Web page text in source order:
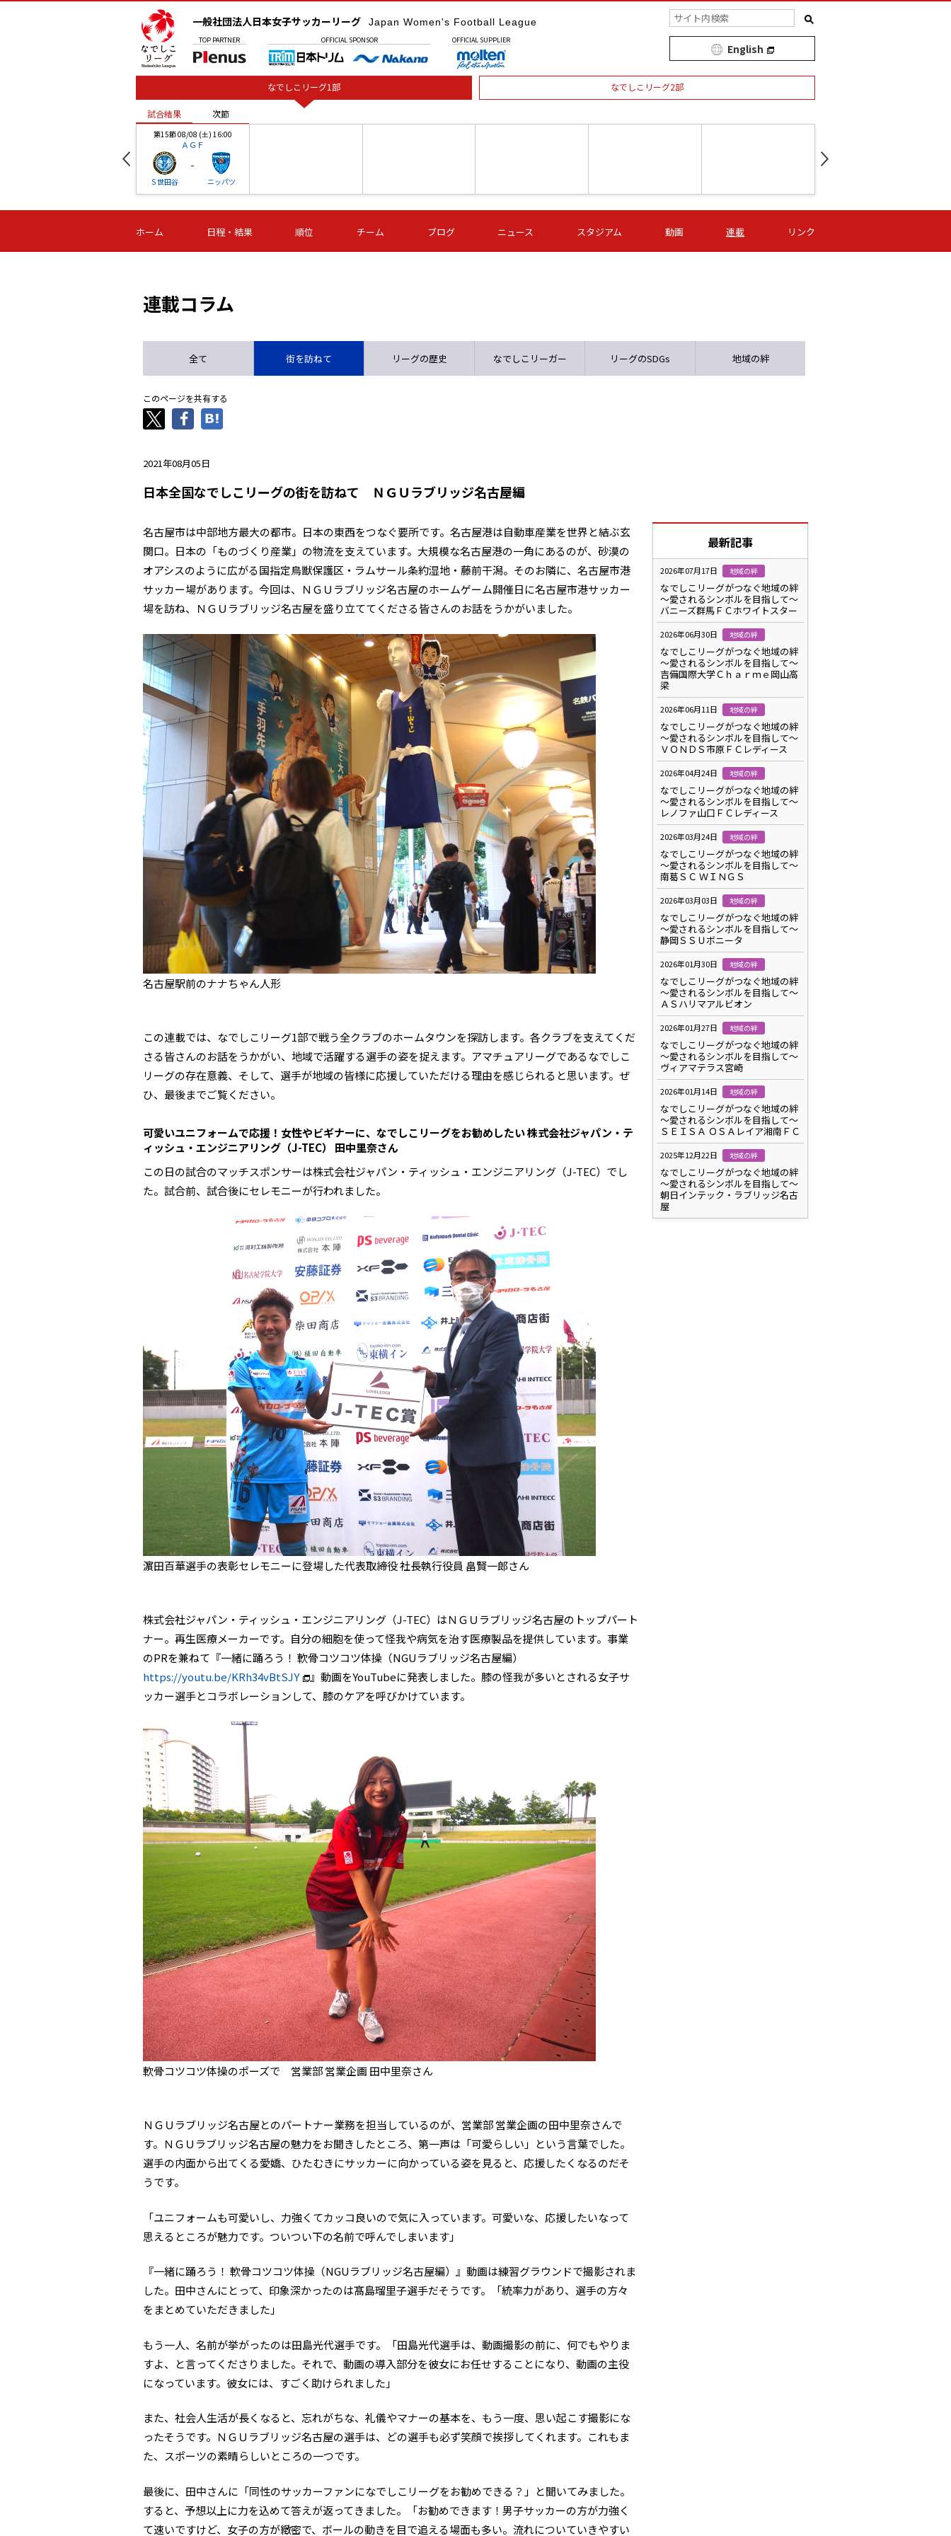
一般社団法人日本女子サッカーリーグ Japan Women's Football League
TOP PARTNER OFFICIAL SPONSOR OFFICIAL SUPPLIER
English
なでしこリーグ1部 なでしこリーグ2部
試合結果 次節
第15節 08/08 (土) 16:00
ＡＧＦ
Ｓ世田谷
-
ニッパツ
-
第16節 09/05 (土) 15:00
ニッパツ
-
第16節 09/05 (土) 15:00
石人の星
-
第16節 09/05 (土) 16:00
ＡＧＦ
-
いちご
-
第16節 09/06 (日) 15:00
-
第16節 09/06 (日) 15:00
- -
試合結果 次節
ホーム 日程・結果 順位 チーム ブログ ニュース スタジアム 動画 連載 リンク
連載コラム
全て 街を訪ねて リーグの歴史 なでしこリーガー リーグのSDGs 地域の絆
このページを共有する
2021年08月05日
日本全国なでしこリーグの街を訪ねて ＮＧＵラブリッジ名古屋編
名古屋市は中部地方最大の都市。日本の東西をつなぐ要所です。名古屋港は自動車産業を世界と結ぶ玄
関口。日本の「ものづくり産業」の物流を支えています。大規模な名古屋港の一角にあるのが、砂漠の
オアシスのように広がる国指定鳥獣保護区・ラムサール条約湿地・藤前干潟。そのお隣に、名古屋市港
サッカー場があります。今回は、ＮＧＵラブリッジ名古屋のホームゲーム開催日に名古屋市港サッカー
場を訪ね、ＮＧＵラブリッジ名古屋を盛り立ててくださる皆さんのお話をうかがいました。
名古屋駅前のナナちゃん人形
この連載では、なでしこリーグ1部で戦う全クラブのホームタウンを探訪します。各クラブを支えてくだ
さる皆さんのお話をうかがい、地域で活躍する選手の姿を捉えます。アマチュアリーグであるなでしこ
リーグの存在意義、そして、選手が地域の皆様に応援していただける理由を感じられると思います。ぜ
ひ、最後までご覧ください。
可愛いユニフォームで応援！女性やビギナーに、なでしこリーグをお勧めしたい 株式会社ジャパン・テ
ィッシュ・エンジニアリング（J-TEC） 田中里奈さん
この日の試合のマッチスポンサーは株式会社ジャパン・ティッシュ・エンジニアリング（J-TEC）でし
た。試合前、試合後にセレモニーが行われました。
濵田百華選手の表彰セレモニーに登場した代表取締役 社長執行役員 畠賢一郎さん
株式会社ジャパン・ティッシュ・エンジニアリング（J-TEC）はＮＧＵラブリッジ名古屋のトップパート
ナー。再生医療メーカーです。自分の細胞を使って怪我や病気を治す医療製品を提供しています。事業
のPRを兼ねて『一緒に踊ろう！ 軟骨コツコツ体操（NGUラブリッジ名古屋編）
https://youtu.be/KRh34vBtSJY
』動画をYouTubeに発表しました。膝の怪我が多いとされる女子サ
ッカー選手とコラボレーションして、膝のケアを呼びかけています。
軟骨コツコツ体操のポーズで 営業部 営業企画 田中里奈さん
ＮＧＵラブリッジ名古屋とのパートナー業務を担当しているのが、営業部 営業企画の田中里奈さんで
す。ＮＧＵラブリッジ名古屋の魅力をお聞きしたところ、第一声は「可愛らしい」という言葉でした。
選手の内面から出てくる愛嬌、ひたむきにサッカーに向かっている姿を見ると、応援したくなるのだそ
うです。
「ユニフォームも可愛いし、力強くてカッコ良いので気に入っています。可愛いな、応援したいなって
思えるところが魅力です。ついつい下の名前で呼んでしまいます」
『一緒に踊ろう！ 軟骨コツコツ体操（NGUラブリッジ名古屋編）』動画は練習グラウンドで撮影されま
した。田中さんにとって、印象深かったのは髙島瑠里子選手だそうです。「統率力があり、選手の方々
をまとめていただきました」
もう一人、名前が挙がったのは田島光代選手です。「田島光代選手は、動画撮影の前に、何でもやりま
すよ、と言ってくださりました。それで、動画の導入部分を彼女にお任せすることになり、動画の主役
になっています。彼女には、すごく助けられました」
また、社会人生活が長くなると、忘れがちな、礼儀やマナーの基本を、もう一度、思い起こす撮影にな
ったそうです。ＮＧＵラブリッジ名古屋の選手は、どの選手も必ず笑顔で挨拶してくれます。これもま
た、スポーツの素晴らしいところの一つです。
最後に、田中さんに「同性のサッカーファンになでしこリーグをお勧めできる？」と聞いてみました。
すると、予想以上に力を込めて答えが返ってきました。「お勧めできます！男子サッカーの方が力強く
て速いですけど、女子の方が緻密で、ボールの動きを目で追える場面も多い。流れについていきやすい
最新記事
2026年07月17日 地域の絆
なでしこリーグがつなぐ地域の絆
～愛されるシンボルを目指して～
バニーズ群馬ＦＣホワイトスター
2026年06月30日 地域の絆
なでしこリーグがつなぐ地域の絆
～愛されるシンボルを目指して～
吉備国際大学Ｃｈａｒｍｅ岡山高
梁
2026年06月11日 地域の絆
なでしこリーグがつなぐ地域の絆
～愛されるシンボルを目指して～
ＶＯＮＤＳ市原ＦＣレディース
2026年04月24日 地域の絆
なでしこリーグがつなぐ地域の絆
～愛されるシンボルを目指して～
レノファ山口ＦＣレディース
2026年03月24日 地域の絆
なでしこリーグがつなぐ地域の絆
～愛されるシンボルを目指して～
南葛ＳＣ ＷＩＮＧＳ
2026年03月03日 地域の絆
なでしこリーグがつなぐ地域の絆
～愛されるシンボルを目指して～
静岡ＳＳＵボニータ
2026年01月30日 地域の絆
なでしこリーグがつなぐ地域の絆
～愛されるシンボルを目指して～
ＡＳハリマアルビオン
2026年01月27日 地域の絆
なでしこリーグがつなぐ地域の絆
～愛されるシンボルを目指して～
ヴィアマテラス宮崎
2026年01月14日 地域の絆
なでしこリーグがつなぐ地域の絆
～愛されるシンボルを目指して～
ＳＥＩＳＡ ＯＳＡレイア湘南ＦＣ
2025年12月22日 地域の絆
なでしこリーグがつなぐ地域の絆
～愛されるシンボルを目指して～
朝日インテック・ラブリッジ名古
屋